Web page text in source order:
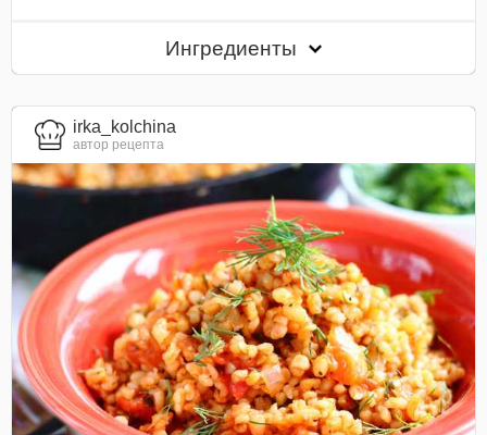
Ингредиенты
irka_kolchina
автор рецепта